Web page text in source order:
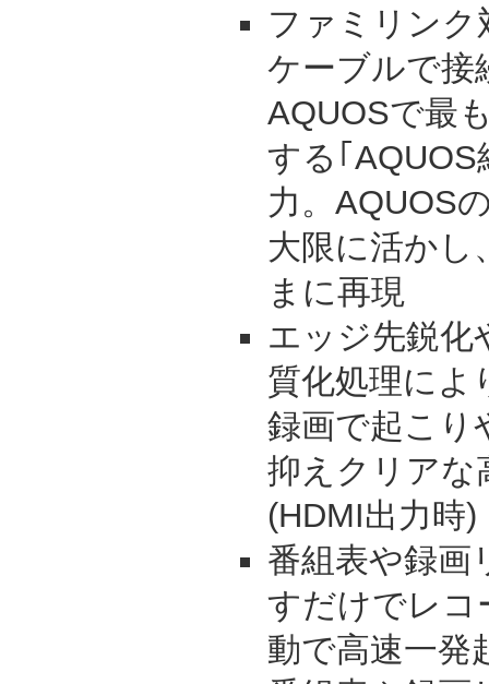
ファミリンク
ケーブルで接
AQUOSで最
する｢
力。AQUOS
大限に活かし
まに再現
エッジ先鋭化
質化処理によ
録画で起こり
抑えクリアな
(HDMI出力時)
番組表や録画
すだけでレコ
動で高速一発